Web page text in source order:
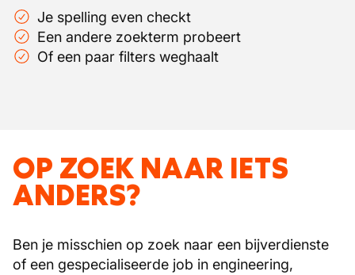
Je spelling even checkt
Een andere zoekterm probeert
Of een paar filters weghaalt
OP ZOEK NAAR IETS
ANDERS?
Ben je misschien op zoek naar een bijverdienste
of een gespecialiseerde job in engineering,